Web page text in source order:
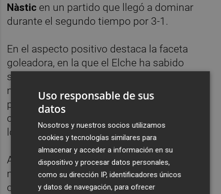
Nàstic en un partido que llegó a dominar
durante el segundo tiempo por 3-1.
En el aspecto positivo destaca la faceta
goleadora, en la que el Elche ha sabido
sobreponerse a la marcha de Sergio León,
máximo goleador de la categoría de la
pasada temporada y traspasado al Osasuna,
con una vocación ofensiva colectiva, ya que
los goles están mucho más repartidos.
Además, el equipo ilicitano es el segundo
máximo anotador de la competición y
cuenta con jugadores que están rindiendo a
Uso responsable de sus
datos
Nosotros y nuestros socios utilizamos
cookies y tecnologías similares para
almacenar y acceder a información en su
dispositivo y procesar datos personales,
como su dirección IP, identificadores únicos
y datos de navegación, para ofrecer